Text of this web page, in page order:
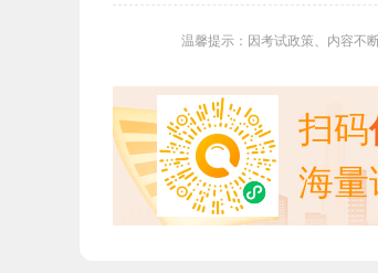
温馨提示：因考试政策、内容不
扫码
海量